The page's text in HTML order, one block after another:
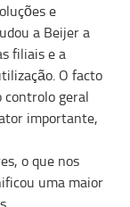
e
a Beijer a
filiais e a
O facto
controlo geral
importante,
o que nos
uma maior